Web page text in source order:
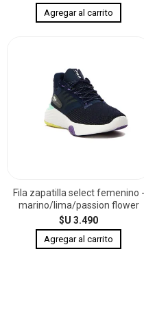
Fila zapatilla select femenino -
marino/lima/passion flower
$U 3.490